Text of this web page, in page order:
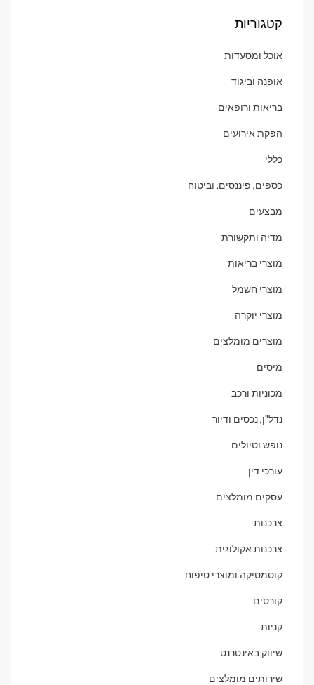
קטגוריות
אוכל ומסעדות
אופנה וביגוד
בריאות ורופאים
הפקת אירועים
כללי
כספים, פיננסים, וביטוח
מבצעים
מדיה ותקשורת
מוצרי בריאות
מוצרי חשמל
מוצרי יוקרה
מוצרים מומלצים
מיסים
מכוניות ורכב
נדל"ן, נכסים ודיור
נופש וטיולים
עורכי דין
עסקים מומלצים
צרכנות
צרכנות אקולוגית
קוסמטיקה ומוצרי טיפוח
קורסים
קניות
שיווק באינטרנט
שירותים מומלצים